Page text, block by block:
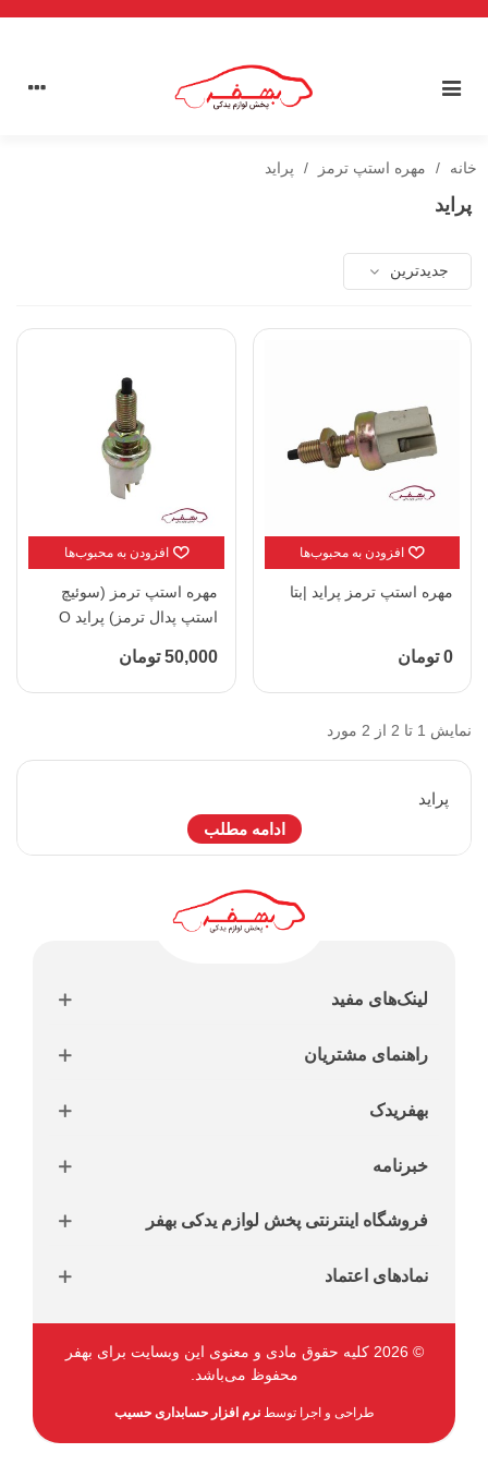
خانه / مهره استپ ترمز / پراید
پراید
جدیدترین
افزودن به محبوب‌ها
مهره استپ ترمز پراید |بتا
0 تومان
افزودن به محبوب‌ها
مهره استپ ترمز (سوئیچ
استپ پدال ترمز) پراید O
50,000 تومان
نمایش 1 تا 2 از 2 مورد
پرايد
ادامه مطلب
لینک‌های مفید
راهنمای مشتریان
بهفریدک
خبرنامه
فروشگاه اینترنتی پخش لوازم یدکی بهفر
نمادهای اعتماد
طراحی و اجرا توسطنرم افزار حسابداری حسیب
© 2026 کلیه حقوق مادی و معنوی این وبسایت برای بهفر
محفوظ می‌باشد.